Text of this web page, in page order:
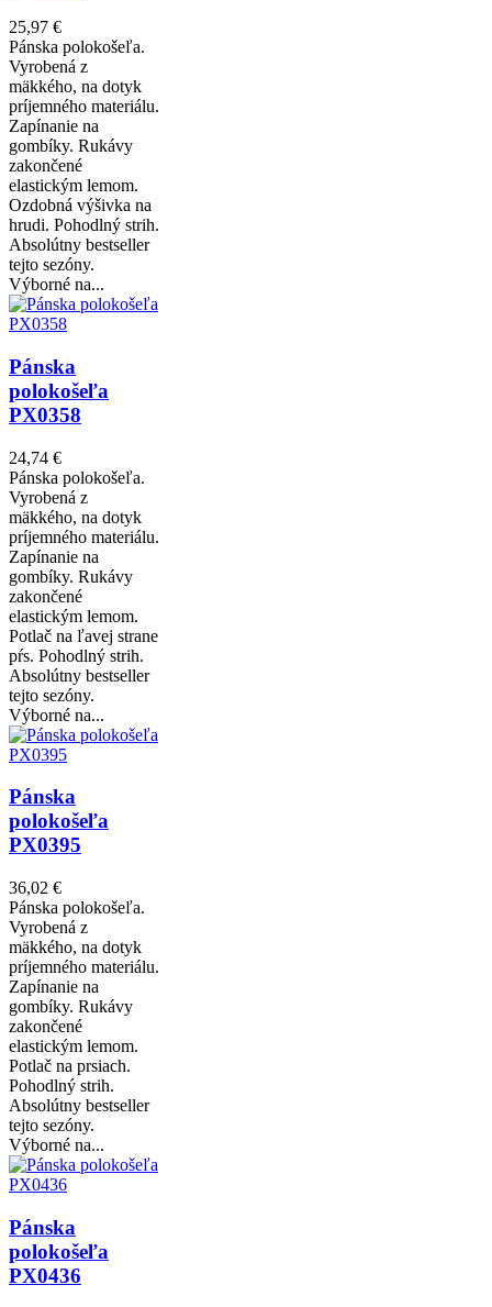
25,97 €
Pánska polokošeľa.
Vyrobená z
mäkkého, na dotyk
príjemného materiálu.
Zapínanie na
gombíky. Rukávy
zakončené
elastickým lemom.
Ozdobná výšivka na
hrudi. Pohodlný strih.
Absolútny bestseller
tejto sezóny.
Výborné na...
Pánska
polokošeľa
PX0358
24,74 €
Pánska polokošeľa.
Vyrobená z
mäkkého, na dotyk
príjemného materiálu.
Zapínanie na
gombíky. Rukávy
zakončené
elastickým lemom.
Potlač na ľavej strane
pŕs. Pohodlný strih.
Absolútny bestseller
tejto sezóny.
Výborné na...
Pánska
polokošeľa
PX0395
36,02 €
Pánska polokošeľa.
Vyrobená z
mäkkého, na dotyk
príjemného materiálu.
Zapínanie na
gombíky. Rukávy
zakončené
elastickým lemom.
Potlač na prsiach.
Pohodlný strih.
Absolútny bestseller
tejto sezóny.
Výborné na...
Pánska
polokošeľa
PX0436